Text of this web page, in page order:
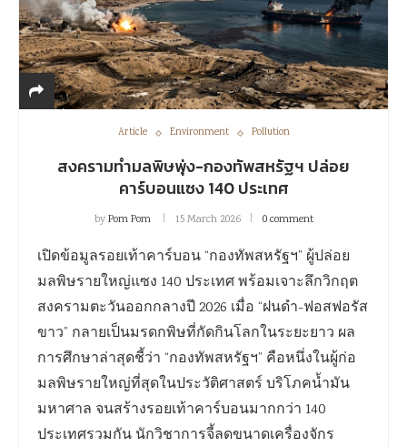
Article Environment Pollution
สงครามทำมลพิษพุ่ง-กองทัพสหรัฐฯ ปล่อย
คาร์บอนแซง 140 ประเทศ
byPom Pom 15 March 2026 0 comment
เปิดข้อมูลรอยเท้าคาร์บอน “กองทัพสหรัฐฯ” ผู้ปล่อย
มลพิษรายใหญ่แซง 140 ประเทศ พร้อมเจาะลึกวิกฤต
สงครามตะวันออกกลางปี 2026 เมื่อ “ฝนดำ-ฟอสฟอรัส
ขาว” กลายเป็นมรดกพิษที่กัดกินโลกในระยะยาว ผล
การศึกษาล่าสุดชี้ว่า “กองทัพสหรัฐฯ” คือหนึ่งในผู้ก่อ
มลพิษรายใหญ่ที่สุดในประวัติศาสตร์ บริโภคน้ำมัน
มหาศาล จนสร้างรอยเท้าคาร์บอนมากกว่า 140
ประเทศรวมกัน นักวิชาการจี้ลดขนาดเครื่องจักร